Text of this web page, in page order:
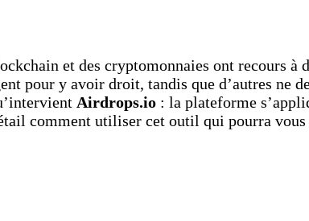
et des cryptomonnaies ont recours à
pour y avoir droit, tandis que d’autres ne
Airdrops.io : la plateforme
comment utiliser cet outil qui pourra